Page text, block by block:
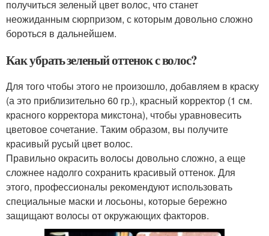
получиться зеленый цвет волос, что станет
неожиданным сюрпризом, с которым довольно сложно
бороться в дальнейшем.
Как убрать зеленый оттенок с волос?
Для того чтобы этого не произошло, добавляем в краску
(а это приблизительно 60 гр.), красный корректор (1 см.
красного корректора микстона), чтобы уравновесить
цветовое сочетание. Таким образом, вы получите
красивый русый цвет волос.
Правильно окрасить волосы довольно сложно, а еще
сложнее надолго сохранить красивый оттенок. Для
этого, профессионалы рекомендуют использовать
специальные маски и лосьоны, которые бережно
защищают волосы от окружающих факторов.